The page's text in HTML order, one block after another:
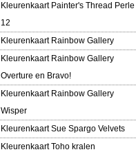
Kleurenkaart Painter's Thread Perle
12
Kleurenkaart Rainbow Gallery
Kleurenkaart Rainbow Gallery
Overture en Bravo!
Kleurenkaart Rainbow Gallery
Wisper
Kleurenkaart Sue Spargo Velvets
Kleurenkaart Toho kralen